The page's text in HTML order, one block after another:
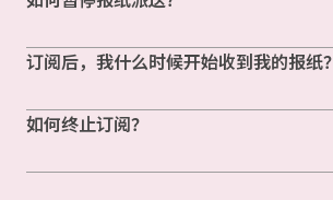
订阅后，我什么时候开始收到我的报纸？
如何终止订阅？